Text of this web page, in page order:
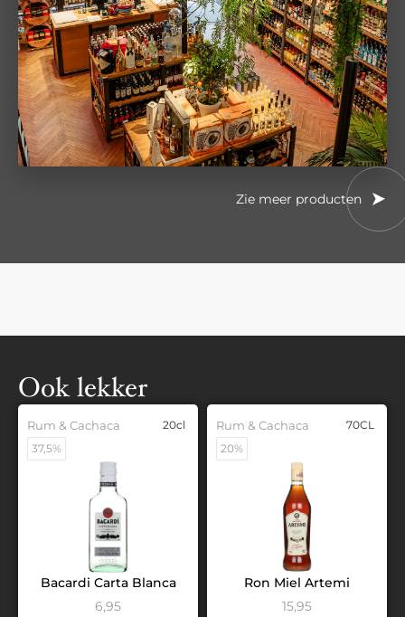
Zie meer producten
Ook lekker
Rum & Cachaca
20cl
37,5%
Bacardi Carta Blanca
6,95
Rum & Cachaca
70CL
20%
Ron Miel Artemi
15,95